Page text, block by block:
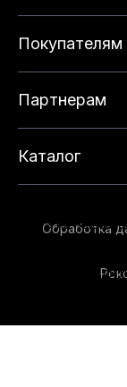
Покупателям
Партнерам
Каталог
Обработка
опыта на нашем
данный сайт, вы
технологий. Для